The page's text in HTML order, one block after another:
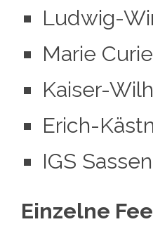
Ludwig-
Marie
Kaiser-
Erich-
IGS
Einzelne